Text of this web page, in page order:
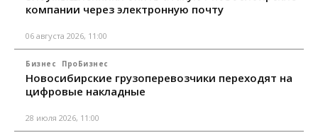
компании через электронную почту
06 августа 2026, 11:00
Бизнес ПроБизнес
Новосибирские грузоперевозчики переходят на
цифровые накладные
28 июля 2026, 11:00